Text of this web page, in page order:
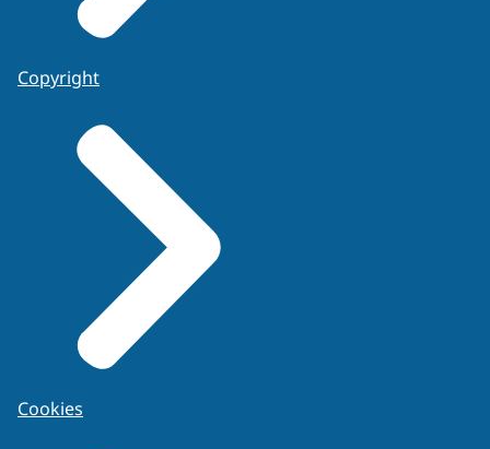
Copyright
Cookies